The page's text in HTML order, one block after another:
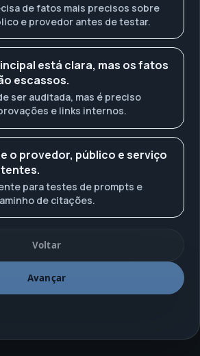
de fatos mais precisos sobre
e provedor antes de testar.
está clara, mas os fatos
escassos.
ser auditada, mas é preciso
e links internos.
o provedor, público e serviço
para testes de prompts e
de citações.
Voltar
Avançar